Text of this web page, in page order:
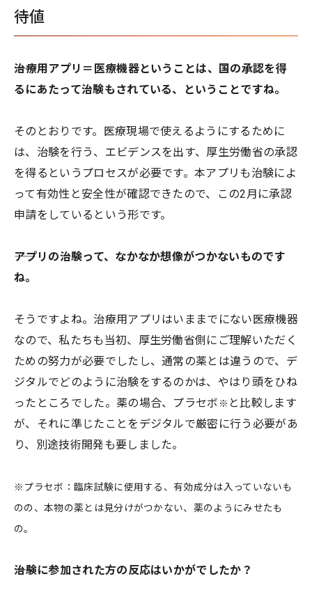
待値
――治療用アプリ＝医療機器ということは、国の承認を得
るにあたって治験もされている、ということですね。
そのとおりです。医療現場で使えるようにするために
は、治験を行う、エビデンスを出す、厚生労働省の承認
を得るというプロセスが必要です。本アプリも治験によ
って有効性と安全性が確認できたので、この2月に承認
申請をしているという形です。
――アプリの治験って、なかなか想像がつかないものです
ね。
そうですよね。治療用アプリはいままでにない医療機器
なので、私たちも当初、厚生労働省側にご理解いただく
ための努力が必要でしたし、通常の薬とは違うので、デ
ジタルでどのように治験をするのかは、やはり頭をひね
ったところでした。薬の場合、プラセボ ※ と比較します
が、それに準じたことをデジタルで厳密に行う必要があ
り、別途技術開発も要しました。
※プラセボ：臨床試験に使用する、有効成分は入っていないも
のの、本物の薬とは見分けがつかない、薬のようにみせたも
の。
――治験に参加された方の反応はいかがでしたか？